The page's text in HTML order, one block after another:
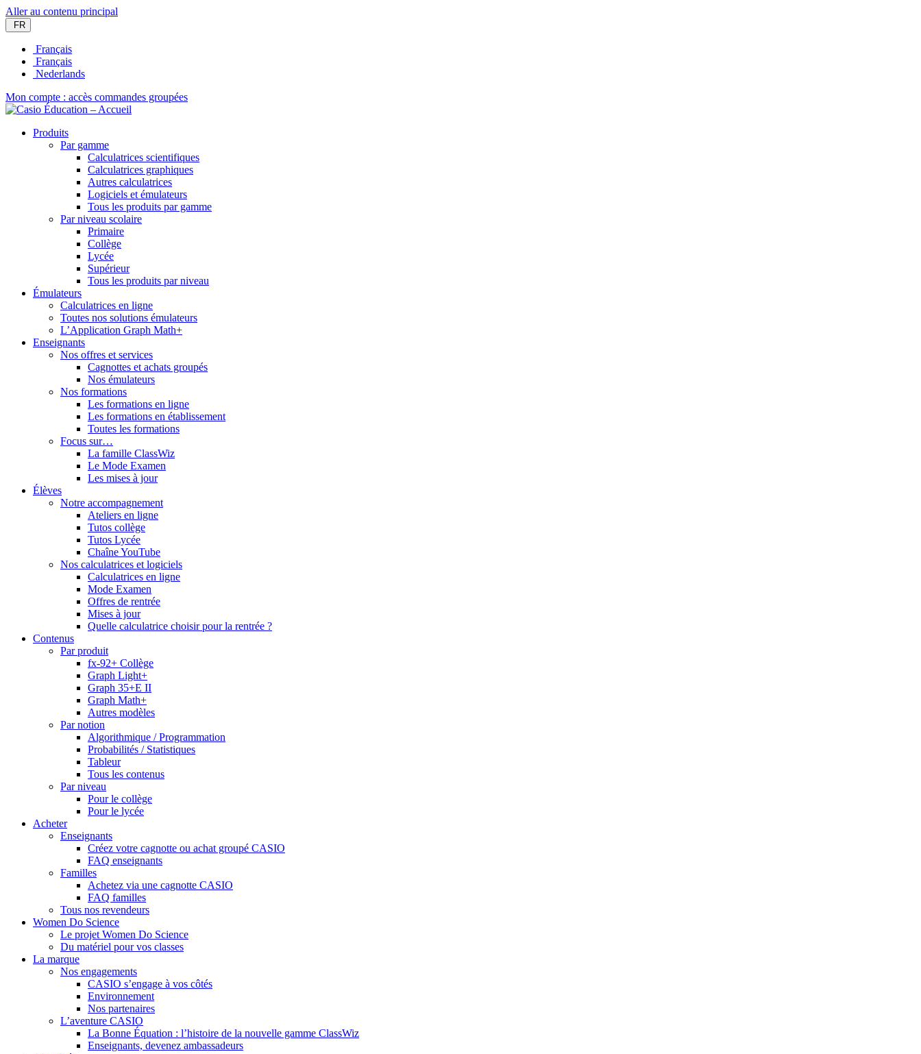
Aller au contenu principal
FR
Français
Français
Nederlands
Mon compte : accès commandes groupées
Produits
Par gamme
Calculatrices scientifiques
Calculatrices graphiques
Autres calculatrices
Logiciels et émulateurs
Tous les produits par gamme
Par niveau scolaire
Primaire
Collège
Lycée
Supérieur
Tous les produits par niveau
Émulateurs
Calculatrices en ligne
Toutes nos solutions émulateurs
L’Application Graph Math+
Enseignants
Nos offres et services
Cagnottes et achats groupés
Nos émulateurs
Nos formations
Les formations en ligne
Les formations en établissement
Toutes les formations
Focus sur…
La famille ClassWiz
Le Mode Examen
Les mises à jour
Élèves
Notre accompagnement
Ateliers en ligne
Tutos collège
Tutos Lycée
Chaîne YouTube
Nos calculatrices et logiciels
Calculatrices en ligne
Mode Examen
Offres de rentrée
Mises à jour
Quelle calculatrice choisir pour la rentrée ?
Contenus
Par produit
fx-92+ Collège
Graph Light+
Graph 35+E II
Graph Math+
Autres modèles
Par notion
Algorithmique / Programmation
Probabilités / Statistiques
Tableur
Tous les contenus
Par niveau
Pour le collège
Pour le lycée
Acheter
Enseignants
Créez votre cagnotte ou achat groupé CASIO
FAQ enseignants
Familles
Achetez via une cagnotte CASIO
FAQ familles
Tous nos revendeurs
Women Do Science
Le projet Women Do Science
Du matériel pour vos classes
La marque
Nos engagements
CASIO s’engage à vos côtés
Environnement
Nos partenaires
L’aventure CASIO
La Bonne Équation : l’histoire de la nouvelle gamme ClassWiz
Enseignants, devenez ambassadeurs